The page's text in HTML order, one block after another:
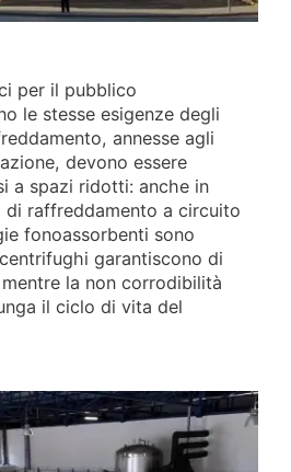
per il pubblico
le stesse esigenze degli
annesse agli
devono essere
a spazi ridotti: anche in
raffreddamento a circuito
fonoassorbenti sono
garantiscono di
la non corrodibilità
il ciclo di vita del